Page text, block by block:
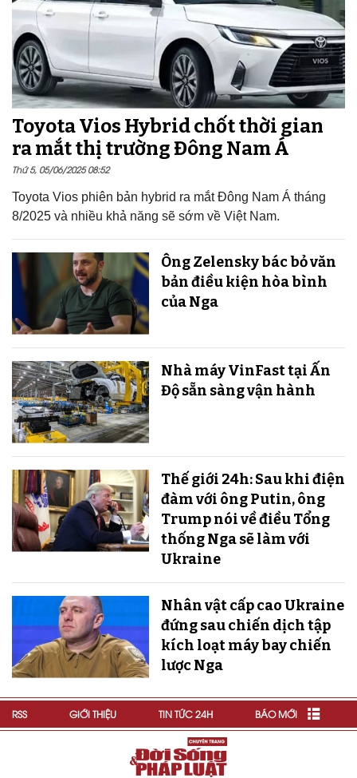
Toyota Vios Hybrid chốt thời gian
ra mắt thị trường Đông Nam Á
Thứ 5, 05/06/2025 08:52
Toyota Vios phiên bản hybrid ra mắt Đông Nam Á tháng
8/2025 và nhiều khả năng sẽ sớm về Việt Nam.
Ông Zelensky bác bỏ văn
bản điều kiện hòa bình
của Nga
Nhà máy VinFast tại Ấn
Độ sẵn sàng v​​​​​​​ận hành
Thế giới 24h: Sau khi điện
đàm với ông Putin, ông
Trump nói về điều Tổng
thống Nga sẽ làm với
Ukraine
Nhân vật cấp cao Ukraine
đứng sau chiến dịch tập
kích loạt máy bay chiến
lược Nga
RSS GIỚI THIỆU TIN TỨC 24H BÁO MỚI